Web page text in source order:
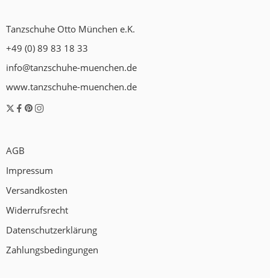
Tanzschuhe Otto München e.K.
+49 (0) 89 83 18 33
info@tanzschuhe-muenchen.de
www.tanzschuhe-muenchen.de
AGB
Impressum
Versandkosten
Widerrufsrecht
Datenschutzerklärung
Zahlungsbedingungen